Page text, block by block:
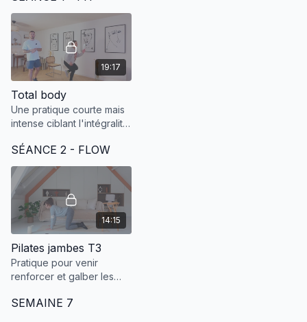
19:17
Total body
Une pratique courte mais
intense ciblant l'intégralité
transpirer !
SÉANCE 2 - FLOW
14:15
Pilates jambes T3
Pratique pour venir
renforcer et galber les
trimestre de grossesse.
SEMAINE 7